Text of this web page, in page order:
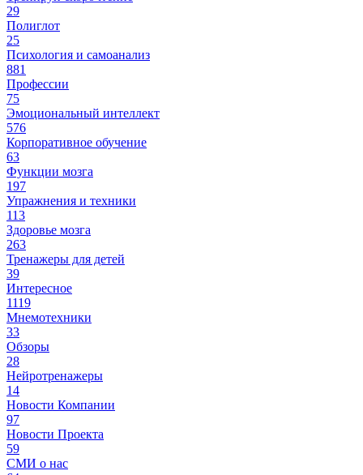
29
Полиглот
25
Психология и самоанализ
881
Профессии
75
Эмоциональный интеллект
576
Корпоративное обучение
63
Функции мозга
197
Упражнения и техники
113
Здоровье мозга
263
Тренажеры для детей
39
Интересное
1119
Мнемотехники
33
Обзоры
28
Нейротренажеры
14
Новости Компании
97
Новости Проекта
59
СМИ о нас